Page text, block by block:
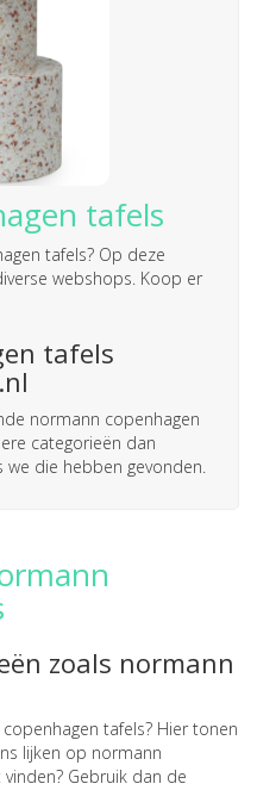
tafels
tafels? Op deze
webshops. Koop er
tafels
normann copenhagen
categorieën dan
die hebben gevonden.
zoals normann
tafels? Hier tonen
lijken op normann
Gebruik dan de